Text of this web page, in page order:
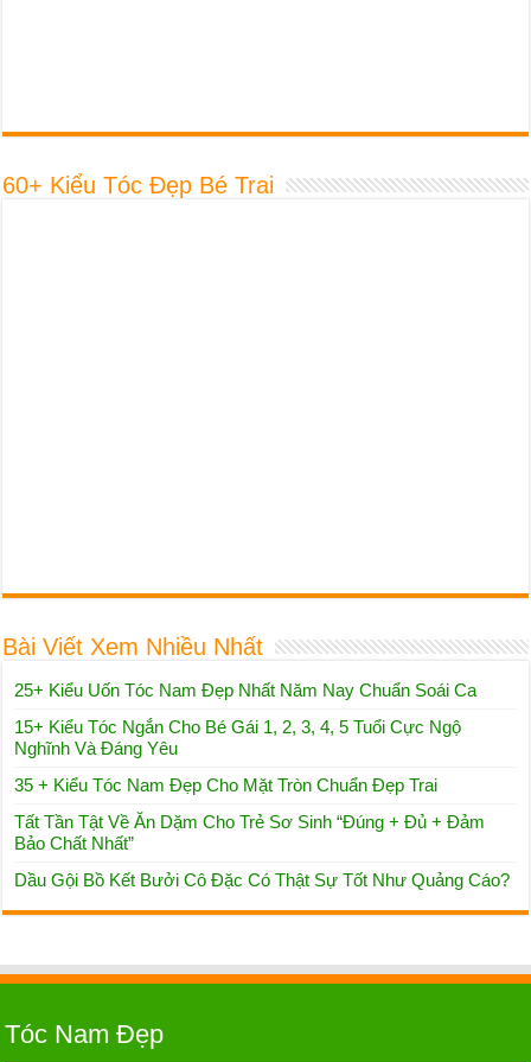
60+ Kiểu Tóc Đẹp Bé Trai
Bài Viết Xem Nhiều Nhất
25+ Kiểu Uốn Tóc Nam Đẹp Nhất Năm Nay Chuẩn Soái Ca
15+ Kiểu Tóc Ngắn Cho Bé Gái 1, 2, 3, 4, 5 Tuổi Cực Ngộ
Nghĩnh Và Đáng Yêu
35 + Kiểu Tóc Nam Đẹp Cho Mặt Tròn Chuẩn Đẹp Trai
Tất Tần Tật Về Ăn Dặm Cho Trẻ Sơ Sinh “Đúng + Đủ + Đảm
Bảo Chất Nhất”
Dầu Gội Bồ Kết Bưởi Cô Đặc Có Thật Sự Tốt Như Quảng Cáo?
Tóc Nam Đẹp